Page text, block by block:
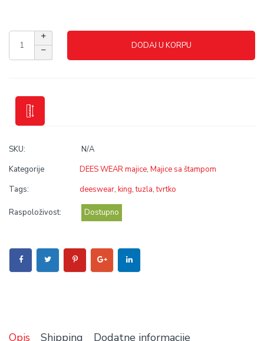
DODAJ U KORPU
SKU:
N/A
Kategorije
DEES WEAR majice, Majice sa štampom
Tags:
deeswear, king,tuzla,tvrtko
Raspoloživost: Dostupno
Opis Shipping Dodatne informacije